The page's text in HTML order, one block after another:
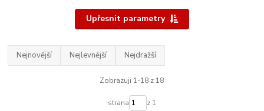
Upřesnit parametry
Nejnovější Nejlevnější Nejdražší
Zobrazuji 1-18 z 18
strana z 1